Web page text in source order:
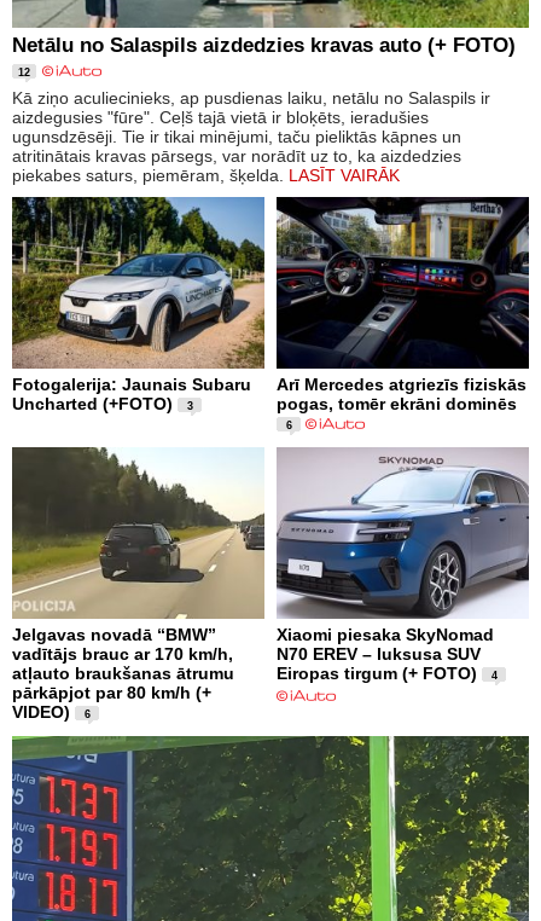
Netālu no Salaspils aizdedzies kravas auto (+ FOTO)
12
Kā ziņo aculiecinieks, ap pusdienas laiku, netālu no Salaspils ir
aizdegusies "fūre". Ceļš tajā vietā ir bloķēts, ieradušies
ugunsdzēsēji. Tie ir tikai minējumi, taču pieliktās kāpnes un
atritinātais kravas pārsegs, var norādīt uz to, ka aizdedzies
piekabes saturs, piemēram, šķelda. LASĪT VAIRĀK
Fotogalerija: Jaunais Subaru
Uncharted (+FOTO)
3
Arī Mercedes atgriezīs fiziskās
pogas, tomēr ekrāni dominēs
6
Jelgavas novadā “BMW”
vadītājs brauc ar 170 km/h,
atļauto braukšanas ātrumu
pārkāpjot par 80 km/h (+
VIDEO)
6
Xiaomi piesaka SkyNomad
N70 EREV – luksusa SUV
Eiropas tirgum (+ FOTO)
4